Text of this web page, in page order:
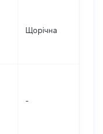
Щорічна
-